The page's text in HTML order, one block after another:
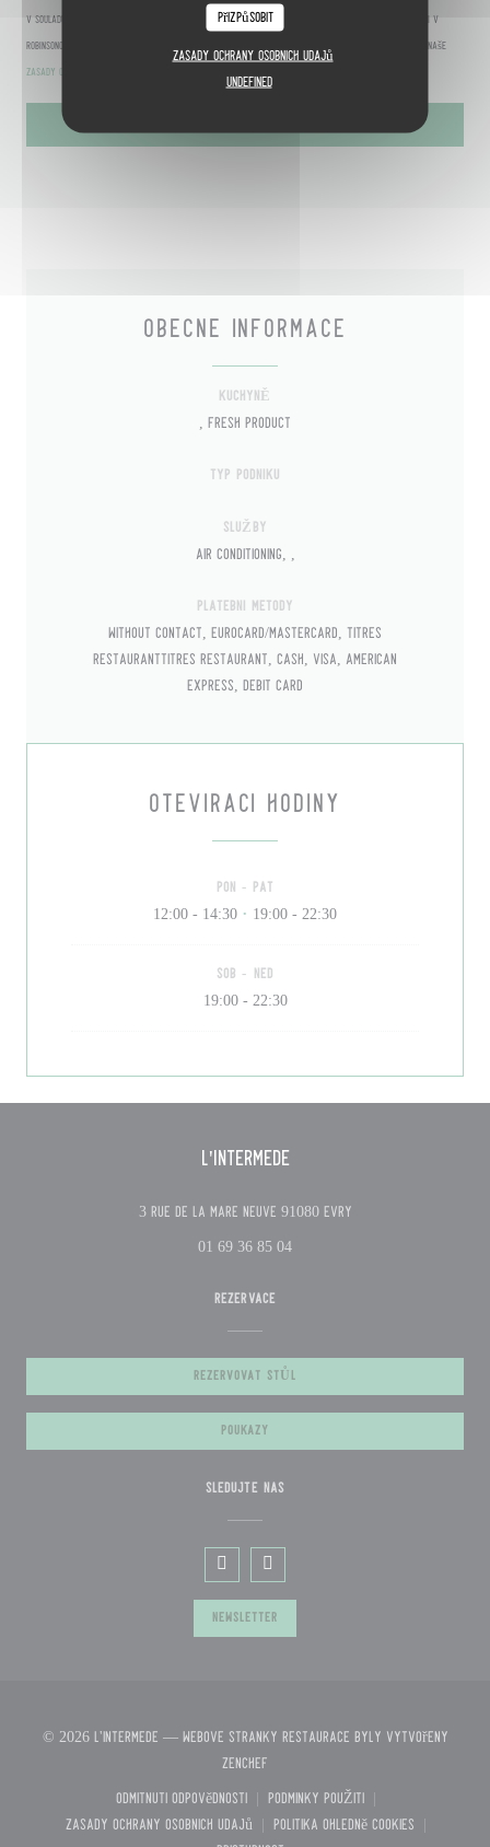
Přizpůsobit
Zásady ochrany osobních údajů
undefined
V souladu se zákonem o ochraně spotřebitele máte právo odmítnout marketingová volání registrací v
Robinsonově seznamu: . Pro více informací o zpracování vašich údajů si přečtěte naše
zásady ochrany osobních údajů
OBECNÉ INFORMACE
KUCHYNĚ
, fresh product
TYP PODNIKU
SLUŽBY
Air Conditioning, ,
PLATEBNÍ METODY
Without contact, Eurocard/Mastercard, Titres
restaurantTitres restaurant, Cash, Visa, American
Express, Debit Card
OTEVÍRACÍ HODINY
PON - PAT
12:00 - 14:30 • 19:00 - 22:30
SOB - NED
19:00 - 22:30
L'Intermède
3 Rue de la Mare Neuve 91080 Evry((otevře se v novém
01 69 36 85 04
REZERVACE
REZERVOVAT STŮL
POUKAZY
SLEDUJTE NÁS
NEWSLETTER
© 2026 L'Intermède — Webové stránky restaurace byly vytvořeny
Zenchef
Odmítnutí odpovědnosti
((otevře se v novém okně))
PODMÍNKY POUŽITÍ
((otevře se v novém okně))
Zásady ochrany osobních údajů
((otevře se v novém okně))
Politika ohledně cookies
((otevře se v novém